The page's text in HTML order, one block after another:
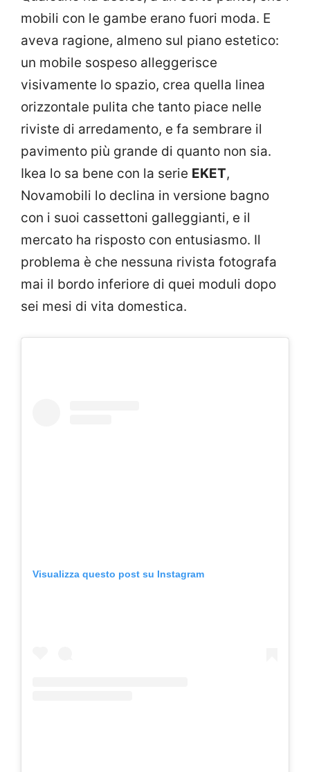
mobili con le gambe erano fuori moda. E
aveva ragione, almeno sul piano estetico:
un mobile sospeso alleggerisce
visivamente lo spazio, crea quella linea
orizzontale pulita che tanto piace nelle
riviste di arredamento, e fa sembrare il
pavimento più grande di quanto non sia.
Ikea lo sa bene con la serie EKET,
Novamobili lo declina in versione bagno
con i suoi cassettoni galleggianti, e il
mercato ha risposto con entusiasmo. Il
problema è che nessuna rivista fotografa
mai il bordo inferiore di quei moduli dopo
sei mesi di vita domestica.
Visualizza questo post su Instagram